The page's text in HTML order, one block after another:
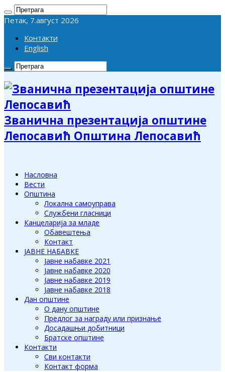
Петак, 7.август 2026
Контакти
English
Званична презентација општине
Лепосавић Општина Лепосавић
Насловна
Вести
Општина
Локална самоуправа
Службени гласници
Канцеларија за младе
Обавештења
Контакт
ЈАВНЕ НАБАВКЕ
Јавне набавке 2021
Јавне набавке 2020
Јавне набавке 2019
Јавне набавке 2018
Дан општине
О дану општине
Предлог за награду или признање
Досадашњи добитници
Братске општине
Контакти
Сви контакти
Контакт форма